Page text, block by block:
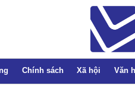
Chính sách Xã hội Văn